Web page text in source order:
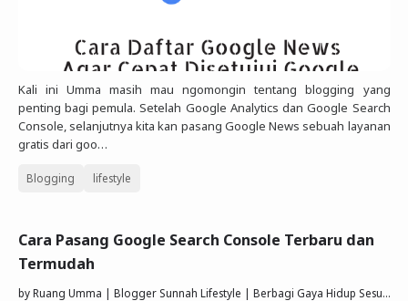
Kali ini Umma masih mau ngomongin tentang blogging yang
penting bagi pemula. Setelah Google Analytics dan Google Search
Console, selanjutnya kita kan pasang Google News sebuah layanan
gratis dari goo…
Blogging lifestyle
Cara Pasang Google Search Console Terbaru dan
Termudah
byRuang Umma | Blogger Sunnah Lifestyle | Berbagi Gaya Hidup Sesuai Quran Sunnah